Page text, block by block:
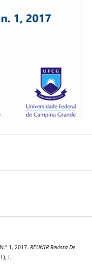
1, 2017. REUNIR Revista De
i.